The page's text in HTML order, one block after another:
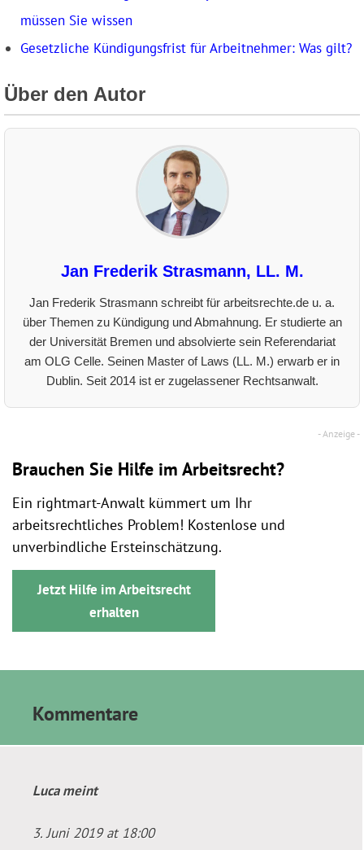
müssen Sie wissen
Gesetzliche Kündigungsfrist für Arbeitnehmer: Was gilt?
Über den Autor
Jan Frederik Strasmann, LL. M.
Jan Frederik Strasmann schreibt für arbeitsrechte.de u. a.
über Themen zu Kündigung und Abmahnung. Er studierte an
der Universität Bremen und absolvierte sein Referendariat
am OLG Celle. Seinen Master of Laws (LL. M.) erwarb er in
Dublin. Seit 2014 ist er zugelassener Rechtsanwalt.
Brauchen Sie Hilfe im Arbeitsrecht?
Ein rightmart-Anwalt kümmert um Ihr
arbeitsrechtliches Problem! Kostenlose und
unverbindliche Ersteinschätzung.
Jetzt Hilfe im Arbeitsrecht
erhalten
Kommentare
Lucameint
3. Juni 2019 at 18:00